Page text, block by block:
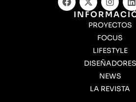
PROYECTOS
FOCUS
LIFESTYLE
DISEÑADORES
NEWS
LA REVISTA